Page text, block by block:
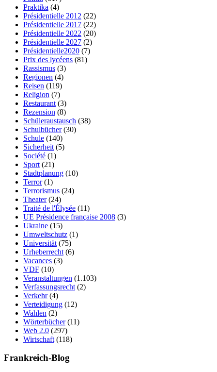
Praktika (4)
Présidentielle 2012 (22)
Présidentielle 2017 (22)
Présidentielle 2022 (20)
Présidentielle 2027 (2)
Présidentielle2020 (7)
Prix des lycéens (81)
Rassismus (3)
Regionen (4)
Reisen (119)
Religion (7)
Restaurant (3)
Rezension (8)
Schüleraustausch (38)
Schulbücher(30)
Schule (140)
Sicherheit (5)
Société (1)
Sport (21)
Stadtplanung (10)
Terror(1)
Terrorismus (24)
Theater(24)
Traité de l'Élysée (11)
UE Présidence française 2008 (3)
Ukraine (15)
Umweltschutz (1)
Universität (75)
Urheberrecht (6)
Vacances (3)
VDF (10)
Veranstaltungen (1.103)
Verfassungsrecht (2)
Verkehr(4)
Verteidigung (12)
Wahlen (2)
Wörterbücher(11)
Web 2.0 (297)
Wirtschaft (118)
Frankreich-Blog